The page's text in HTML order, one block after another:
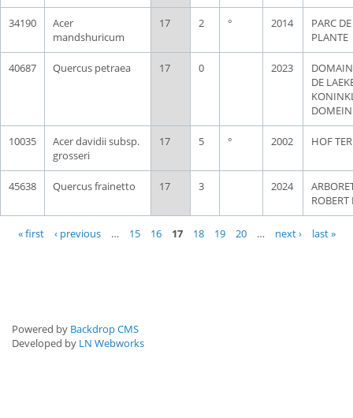
34190
Acer
mandshuricum
17 2 ° 2014
PARC
PLANTE
40687 Quercus petraea 17 0 2023
DE
10035
Acer davidii subsp.
grosseri
17 5 ° 2002 HOF
45638 Quercus frainetto 17 3 2024
Pages
« first ‹ previous … 15 16 17 18 19 20 … next › last »
Powered by Backdrop CMS
Developed by LN Webworks